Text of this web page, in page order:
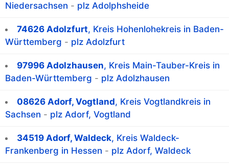
Niedersachsen - plz Adolphsheide
74626 Adolzfurt, Kreis Hohenlohekreis in Baden-
Württemberg - plz Adolzfurt
97996 Adolzhausen, Kreis Main-Tauber-Kreis in
Baden-Württemberg - plz Adolzhausen
08626 Adorf, Vogtland, Kreis Vogtlandkreis in
Sachsen - plz Adorf, Vogtland
34519 Adorf, Waldeck, Kreis Waldeck-
Frankenberg in Hessen - plz Adorf, Waldeck